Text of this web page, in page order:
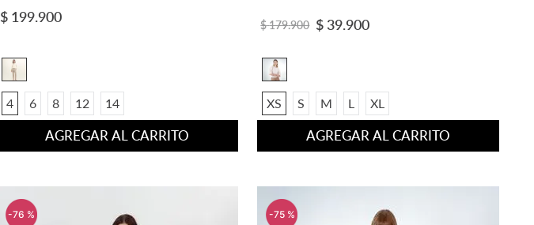
$ 199.900
4 6 8 12 14
AGREGAR AL CARRITO
$179.900 $ 39.900
XS S M L XL
AGREGAR AL CARRITO
-76 % -75 %